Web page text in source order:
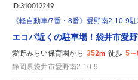
ID:310012249
《軽自動車/7番・8番》愛野南2-10-9
エコパ近くの駐車場！袋井市愛
愛野みらい保育園から 352m 徒歩 5
静岡県袋井市愛野南2-10-9